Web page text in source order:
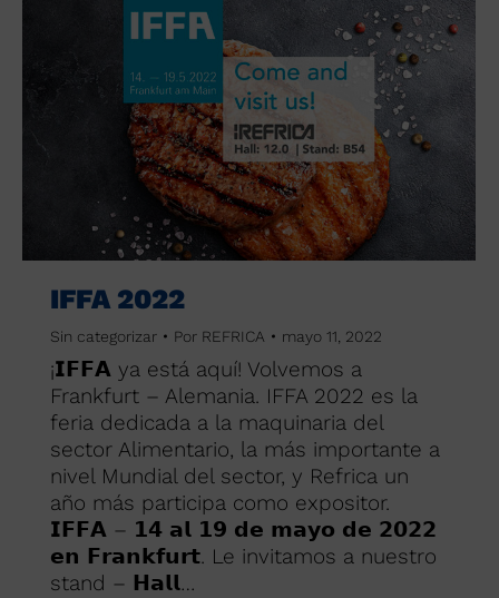
IFFA 2022
Sin categorizar Por REFRICA mayo 11, 2022
¡𝗜𝗙𝗙𝗔 ya está aquí! Volvemos a
Frankfurt – Alemania. IFFA 2022 es la
feria dedicada a la maquinaria del
sector Alimentario, la más importante a
nivel Mundial del sector, y Refrica un
año más participa como expositor.
𝗜𝗙𝗙𝗔 – 𝟭𝟰 𝗮𝗹 𝟭𝟵 𝗱𝗲 𝗺𝗮𝘆𝗼 𝗱𝗲 𝟮𝟬𝟮𝟮
𝗲𝗻 𝗙𝗿𝗮𝗻𝗸𝗳𝘂𝗿𝘁. Le invitamos a nuestro
stand – 𝗛𝗮𝗹𝗹…